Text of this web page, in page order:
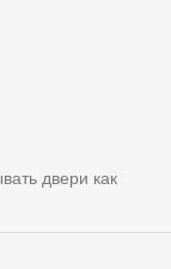
двери как